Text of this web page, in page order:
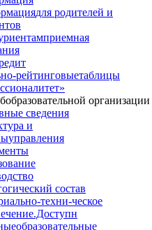
для родителей и
приемная
рейтинговыетаблицы
образовательной организации
сведения
и
управления
состав
техни-ческое
образовательные